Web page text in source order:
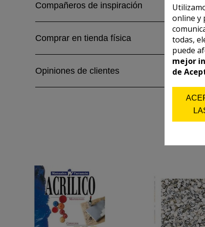
Compañeros de inspiración
Comprar en tienda física
Opiniones de clientes
online y
todas,
puede
mejor
de